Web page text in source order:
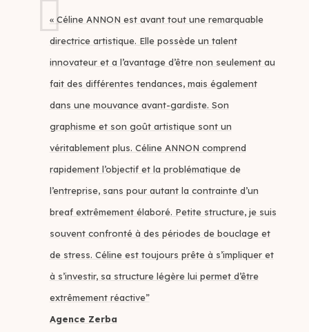
« Céline ANNON est avant tout une remarquable
directrice artistique. Elle possède un talent
innovateur et a l’avantage d’être non seulement au
fait des différentes tendances, mais également
dans une mouvance avant-gardiste. Son
graphisme et son goût artistique sont un
véritablement plus. Céline ANNON comprend
rapidement l’objectif et la problématique de
l’entreprise, sans pour autant la contrainte d’un
breaf extrêmement élaboré. Petite structure, je suis
souvent confronté à des périodes de bouclage et
de stress. Céline est toujours prête à s’impliquer et
à s’investir, sa structure légère lui permet d’être
extrêmement réactive”
Agence Zerba